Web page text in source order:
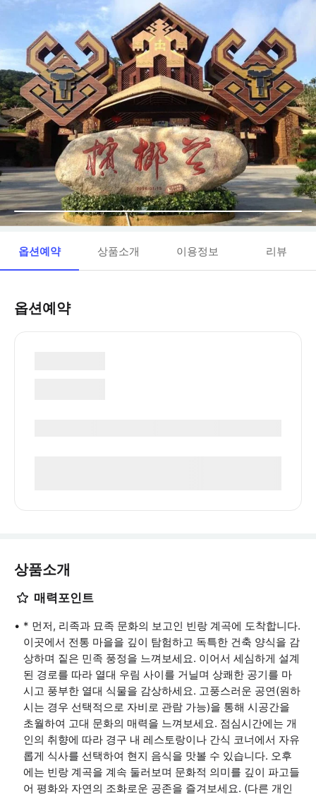
옵션예약 상품소개 이용정보 리뷰
옵션예약
상품소개
매력포인트
* 먼저, 리족과 묘족 문화의 보고인 빈랑 계곡에 도착합니다.
이곳에서 전통 마을을 깊이 탐험하고 독특한 건축 양식을 감
상하며 짙은 민족 풍정을 느껴보세요. 이어서 세심하게 설계
된 경로를 따라 열대 우림 사이를 거닐며 상쾌한 공기를 마
시고 풍부한 열대 식물을 감상하세요. 고풍스러운 공연(원하
시는 경우 선택적으로 자비로 관람 가능)을 통해 시공간을
초월하여 고대 문화의 매력을 느껴보세요. 점심시간에는 개
인의 취향에 따라 경구 내 레스토랑이나 간식 코너에서 자유
롭게 식사를 선택하여 현지 음식을 맛볼 수 있습니다. 오후
에는 빈랑 계곡을 계속 둘러보며 문화적 의미를 깊이 파고들
어 평화와 자연의 조화로운 공존을 즐겨보세요. (다른 개인